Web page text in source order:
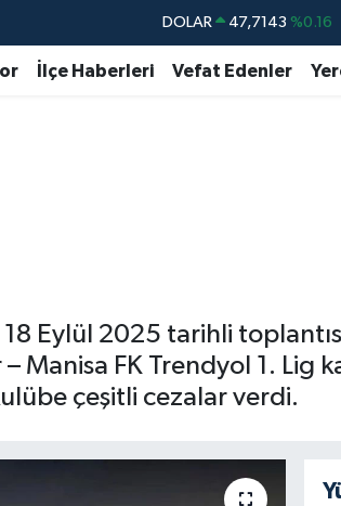
DOLAR 47,7143 %0.16
EURO 55,0317 %-0.02
İlçe Haberleri Vefat Edenler
Eylül 2025 tarihli
FK Trendyol 1. Lig
çeşitli cezalar verdi.